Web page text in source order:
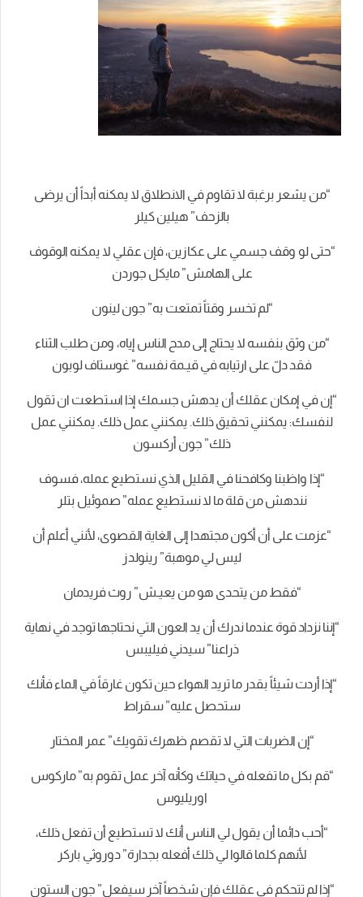
“من يشعر برغبة لا تقاوم في الانطلاق لا يمكنه أبداً أن يرضى
بالزحف” هيلين كيلر
“حتى لو وقف جسمي على عكازين، فإن عقلي لا يمكنه الوقوف
على الهامش” مايكل جوردن
“لم تخسر وقتاً تمتعت به” جون لينون
“من وثق بنفسه لا يحتاج إلى مدح الناس إياه، ومن طلب الثناء
فقد دلّ على ارتيابه في قيـمة نفسه” غوستاف لوبون
“إن في إمكان عقلك أن يدهش جسمك إذا استطعت ان تقول
لنفسك: يمكنني تحقيق ذلك. يمكنني عمل ذلك. يمكنني عمل
ذلك” جون أركسون
“إذا واظبنا وكافحنا في القليل الذي نستطيع عمله، فسوف
نندهش من قلة ما لا نستطيع عمله” صموئيل بتلر
“عزمت على أن أكون مجتهدا إلى الغاية القصوى، لأنني أعلم أن
ليس لي موهبة” رينولدز
“فقط من يتحدى هو من يعيـش” روث فريدمان
“إننا نزداد قوة عندما ندرك أن يد العون التي نحتاجها توجد في نهاية
ذراعنا” سيدني فيليبس
“إذا أردت شيئاً بقدر ما تريد الهواء حين تكون غارقاً في الماء فأنك
ستحصل عليه” سقراط
“إن الضربات التي لا تقصم ظهرك تقويك” عمر المختار
“قم بكل ما تفعله في حياتك وكأنه آخر عمل تقوم به” ماركوس
اوريليوس
“أحب دائما أن يقول لي الناس أنك لا تستطيع أن تفعل ذلك،
لأنهم كلما قالوا لي ذلك أفعله بجدارة” دوروثي باركر
“إذا لم تتحكم في عقلك فإن شخصاً آخر سيفعل” جون الستون